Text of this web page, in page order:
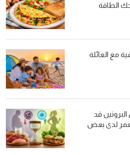
الطاقة
مع العائلة
قد
لدى بعض